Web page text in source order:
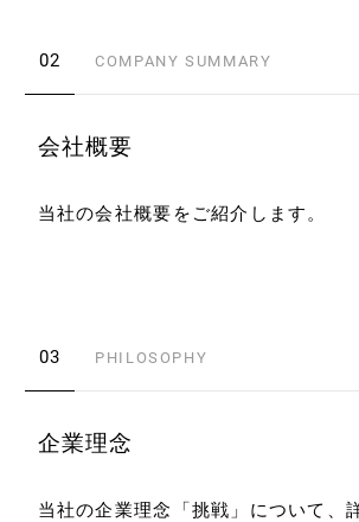
02 COMPANY SUMMARY
会社概要
当社の会社概要をご紹介します。
03 PHILOSOPHY
企業理念
当社の企業理念「挑戦」について、